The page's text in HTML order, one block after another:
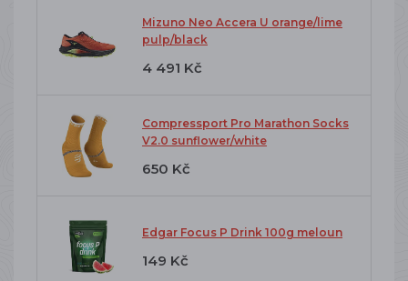
Mizuno Neo Accera U orange/lime
pulp/black
4 491 Kč
Compressport Pro Marathon Socks
V2.0 sunflower/white
650 Kč
Edgar Focus P Drink 100g meloun
149 Kč